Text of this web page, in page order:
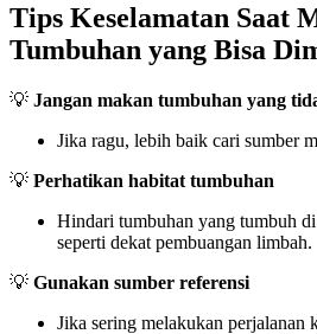
Tips Keselamatan Saat
Tumbuhan yang Bisa
💡 Jangan makan tumbuhan yang
Jika ragu, lebih baik cari sumber
💡 Perhatikan habitat tumbuhan
Hindari tumbuhan yang tumbuh di
seperti dekat pembuangan limbah.
💡 Gunakan sumber referensi
Jika sering melakukan perjalanan